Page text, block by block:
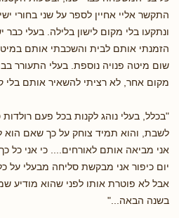
התקשר אליי אחיין לספר על שני בחורי
ונתקעו בלי מקום לישון בלילה. בעלי כבר
הזמנתי אותם לבית והשכבתי אותם
שום מיטה פנויה נוספת. בעלי התעורר
מקום אחר, לא רציתי להשאיר אותם בלי
"בכלל, בעלי נוהג לקנות בכל פעם
לשבת, והוא תמיד צוחק על כך שאם הוא
אני מביאה אותם לאורחים.... כי אני כל
יום כיפור אני מבקשת סליחה מבעלי על
אבל לא פוטרת אותו לפני שהוא מודיע
בשנה הבאה..."